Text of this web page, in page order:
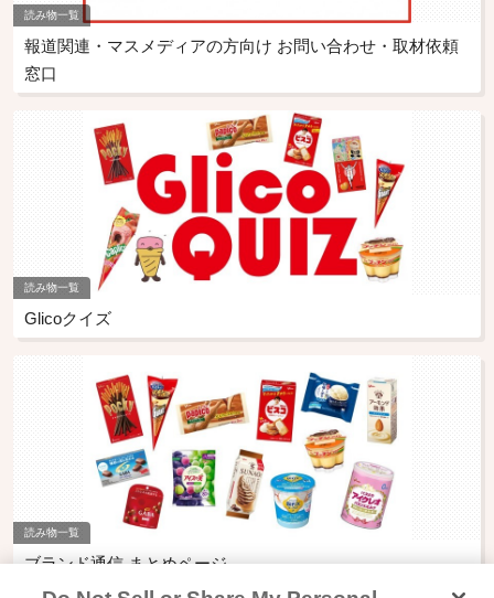
読み物一覧
報道関連・マスメディアの方向け お問い合わせ・取材依頼
窓口
読み物一覧
Glicoクイズ
読み物一覧
ブランド通信 まとめページ